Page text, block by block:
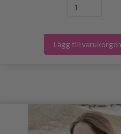
Lägg till varukorgen